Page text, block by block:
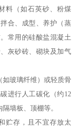
料（如石英砂、粉煤
合、成型、养护（蒸
常用的硅酸盐混凝土
灰砂砖、砌块及加气
玻璃纤维）或轻质骨
进行人工碳化（约12
墙板、顶棚等。
贮存，且不宜存放太